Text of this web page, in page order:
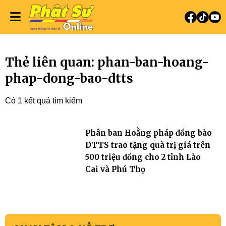
Thẻ liên quan: phan-ban-hoang-
phap-dong-bao-dtts
Có 1 kết quả tìm kiếm
Phân ban Hoằng pháp đồng bào
DTTS trao tặng quà trị giá trên
500 triệu đồng cho 2 tỉnh Lào
Cai và Phú Thọ